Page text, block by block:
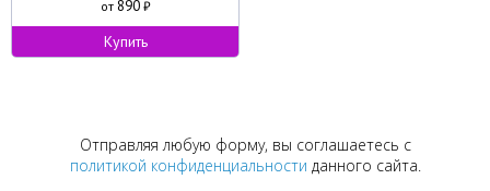
от 890₽
Купить
Отправляя любую форму, вы соглашаетесь с
политикой конфиденциальности данного сайта.